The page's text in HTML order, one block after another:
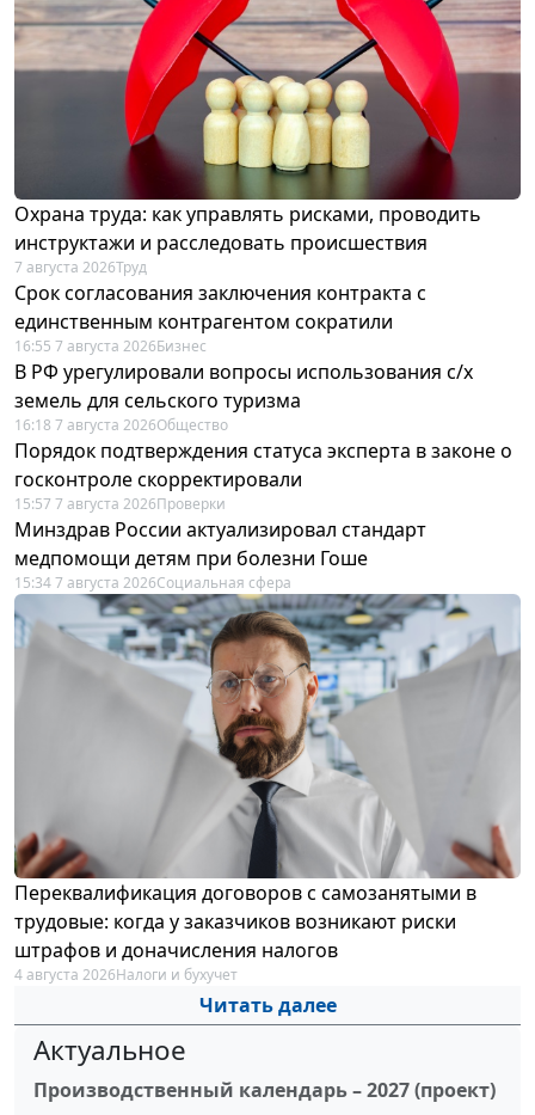
Охрана труда: как управлять рисками, проводить
инструктажи и расследовать происшествия
7 августа 2026Труд
Срок согласования заключения контракта с
единственным контрагентом сократили
16:55 7 августа 2026Бизнес
В РФ урегулировали вопросы использования с/х
земель для сельского туризма
16:18 7 августа 2026Общество
Порядок подтверждения статуса эксперта в законе о
госконтроле скорректировали
15:57 7 августа 2026Проверки
Минздрав России актуализировал стандарт
медпомощи детям при болезни Гоше
15:34 7 августа 2026Социальная сфера
Переквалификация договоров с самозанятыми в
трудовые: когда у заказчиков возникают риски
штрафов и доначисления налогов
4 августа 2026Налоги и бухучет
Читать далее
Актуальное
Производственный календарь – 2027 (проект)